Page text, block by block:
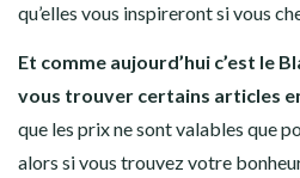
qu’elles vous inspireront si vous
Et comme aujourd’hui c’est le
vous trouver certains articles
que les prix ne sont valables que
alors si vous trouvez votre